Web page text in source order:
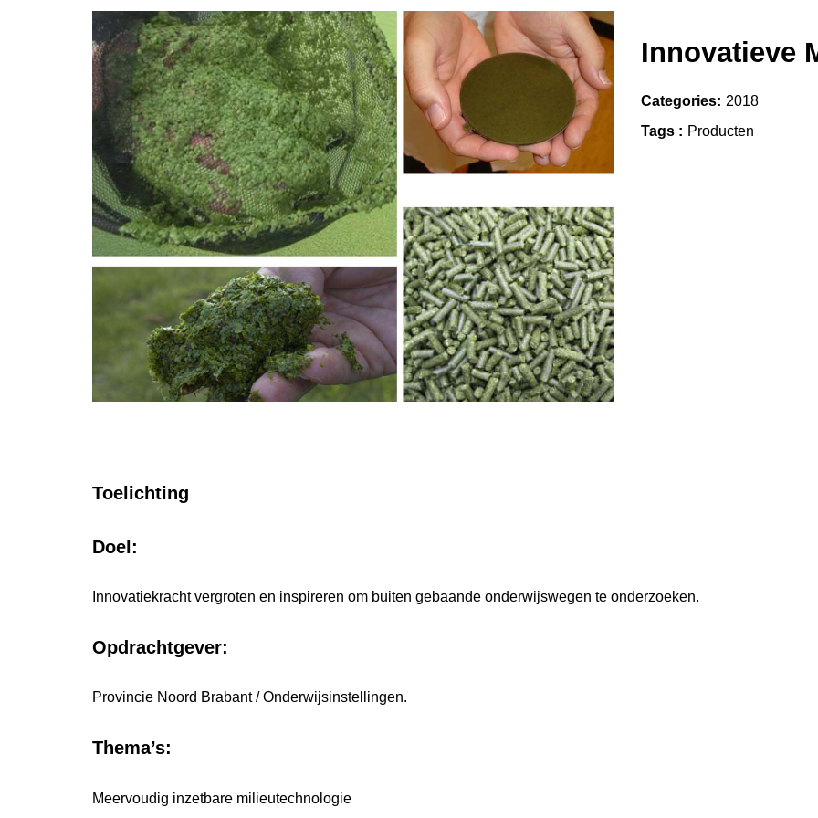
Innovatieve
Categories: 2018
Tags : Producten
Toelichting
Doel:
Innovatiekracht vergroten en inspireren om buiten gebaande onderwijswegen te onderzoeken.
Opdrachtgever:
Provincie Noord Brabant / Onderwijsinstellingen.
Thema’s:
Meervoudig inzetbare milieutechnologie